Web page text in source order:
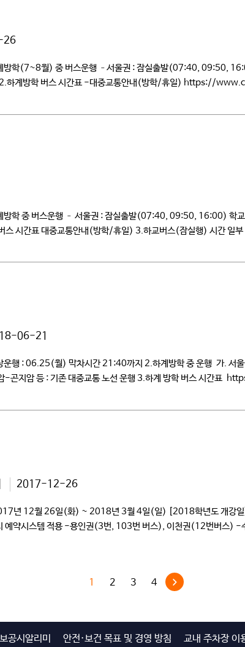
26
방학(7~8월) 중 버스운행 –서울권 : 잠실출발(07:40, 09:50,
행 2.하계방학 버스 시간표 -대중교통안내(방학/휴일)
방학 중 버스운행 – 서울권 : 잠실출발(07:40, 09:50, 16:00)
버스 시간표 대중교통안내(방학/휴일) 3.하교버스(잠실행) 시
06-21
운행 : 06.25(월) 막차시간 21:40까지 2.하계방학 중 운행 가.
-곤지암 등 : 기존 대중교통 노선 운행 3.하계 방학 버스 시
2017-12-26
년 12월 26일(화) ~ 2018년 3월 4일(일) [2018학년도 개강
시스템 적용 -용인권(3번, 103번 버스), 이천권(12번버스) -수
1 2 3 4
공시알리미 안전·보건 목표 및 경영 방침 교내 주차장 이